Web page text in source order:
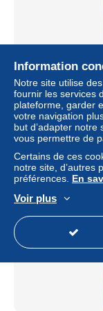
Statut
Information
Notre site utilise
fournir les services
plateforme, garder
votre navigation
but d’adapter
vous permettre de
Certains de ces
notre site, d’autres
préférences. En
Voir plus